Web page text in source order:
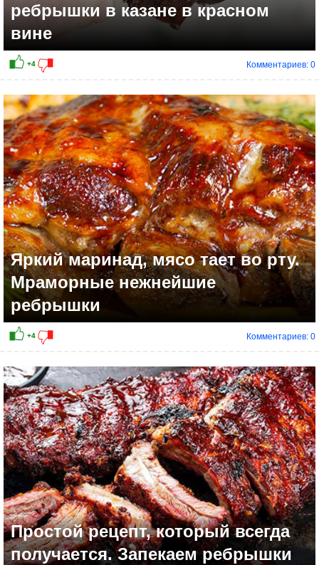
ребрышки в казане в красном
вине
+4
Комментариев: 0
Яркий маринад, мясо тает во рту.
Мраморные нежнейшие
ребрышки
Комментариев: 0
Простой рецепт, который всегда
получается. Запекаем ребрышки